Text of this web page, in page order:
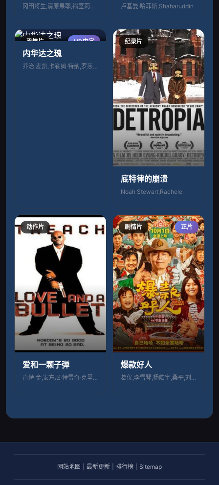
冈田将生,清原果耶,福室莉音,笑福亭笑瓶 卢基曼·哈菲斯,Shaharuddin
恐怖片 HD中字
内华达之瑰
乔治·麦凯,卡勒姆·特纳,罗莎琳德·以利
纪录片
底特律的崩溃
Noah Stewart,Rachele
动作片
爱和一颗子弹
肯特·金,安东尼·特雷奇·克里斯
剧情片 正片
爆款好人
葛优,李雪琴,杨皓宇,桑平,刘敏涛,危笑
网站地图 最新更新 排行榜 Sitemap